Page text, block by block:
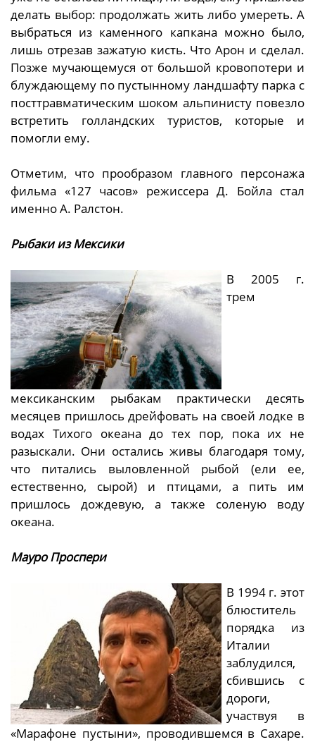
делать выбор: продолжать жить либо умереть. А
выбраться из каменного капкана можно было,
лишь отрезав зажатую кисть. Что Арон и сделал.
Позже мучающемуся от большой кровопотери и
блуждающему по пустынному ландшафту парка с
посттравматическим шоком альпинисту повезло
встретить голландских туристов, которые и
помогли ему.
Отметим, что прообразом главного персонажа
фильма «127 часов» режиссера Д. Бойла стал
именно А. Ралстон.
Рыбаки из Мексики
В 2005 г.
трем
мексиканским рыбакам практически десять
месяцев пришлось дрейфовать на своей лодке в
водах Тихого океана до тех пор, пока их не
разыскали. Они остались живы благодаря тому,
что питались выловленной рыбой (ели ее,
естественно, сырой) и птицами, а пить им
пришлось дождевую, а также соленую воду
океана.
Мауро Проспери
В 1994 г. этот
блюститель
порядка из
Италии
заблудился,
сбившись с
дороги,
участвуя в
«Марафоне пустыни», проводившемся в Сахаре.